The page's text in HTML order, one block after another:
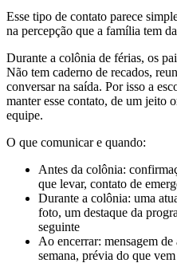
Esse tipo de contato parece
na percepção que a família tem
Durante a colônia de férias, os
Não tem caderno de recados,
conversar na saída. Por isso a
manter esse contato, de um jeito
equipe.
O que comunicar e quando:
Antes da colônia:
que levar, contato de
Durante a colônia: uma
foto, um destaque da
seguinte
Ao encerrar: mensagem
semana, prévia do que